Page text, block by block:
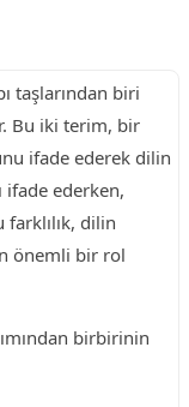
taşlarından biri
Bu iki terim, bir
ifade ederek dilin
ifade ederken,
farklılık, dilin
önemli bir rol
birbirinin